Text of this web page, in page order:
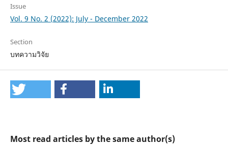
Issue
Vol. 9 No. 2 (2022): July - December 2022
Section
บทความวิจัย
Most read articles by the same author(s)